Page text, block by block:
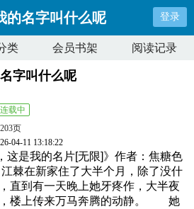
的名字叫什么呢 登录
类 会员书架 阅读记录
字叫什么呢
连载中
页
04-11 13:18:22
这是我的名片[无限]》作者：焦糖色
新家住了大半个月，除了没什
直到有一天晚上她牙疼作，大半夜
，楼上传来万马奔腾的动静。 她